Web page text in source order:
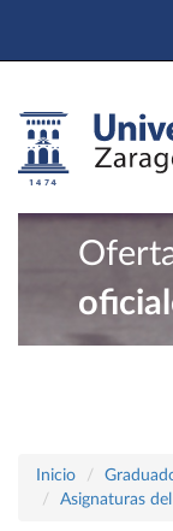
Inicio
Asignaturas